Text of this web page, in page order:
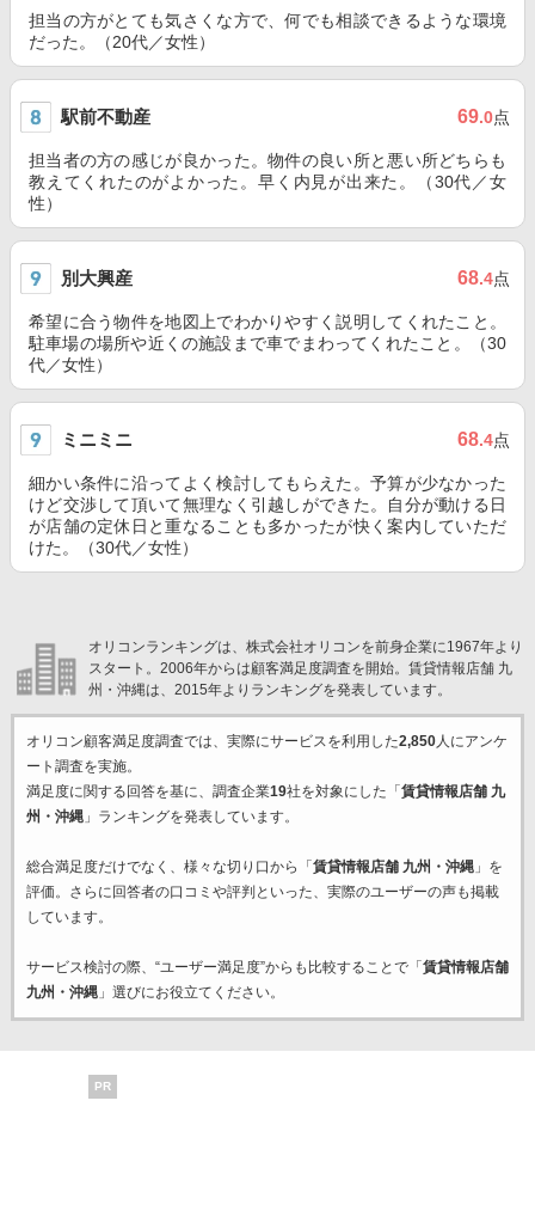
担当の方がとても気さくな方で、何でも相談できるような環境
だった。（20代／女性）
駅前不動産 69.0点
担当者の方の感じが良かった。物件の良い所と悪い所どちらも
教えてくれたのがよかった。早く内見が出来た。（30代／女
性）
別大興産 68.4点
希望に合う物件を地図上でわかりやすく説明してくれたこと。
駐車場の場所や近くの施設まで車でまわってくれたこと。（30
代／女性）
ミニミニ 68.4点
細かい条件に沿ってよく検討してもらえた。予算が少なかった
けど交渉して頂いて無理なく引越しができた。自分が動ける日
が店舗の定休日と重なることも多かったが快く案内していただ
けた。（30代／女性）
オリコンランキングは、株式会社オリコンを前身企業に1967年より
スタート。2006年からは顧客満足度調査を開始。賃貸情報店舗 九
州・沖縄は、2015年よりランキングを発表しています。
オリコン顧客満足度調査では、実際にサービスを利用した2,850人にアンケ
ート調査を実施。
満足度に関する回答を基に、調査企業19社を対象にした「 賃貸情報店舗 九
州・沖縄」ランキングを発表しています。
総合満足度だけでなく、様々な切り口から「 賃貸情報店舗 九州・沖縄」を
評価。さらに回答者の口コミや評判といった、実際のユーザーの声も掲載
しています。
サービス検討の際、“ユーザー満足度”からも比較することで「 賃貸情報店舗
九州・沖縄」選びにお役立てください。
PR